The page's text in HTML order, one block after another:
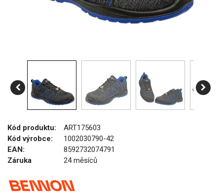
Kód produktu:
ART175603
Kód výrobce:
1002030790-42
EAN:
8592732074791
Záruka
24 měsíců